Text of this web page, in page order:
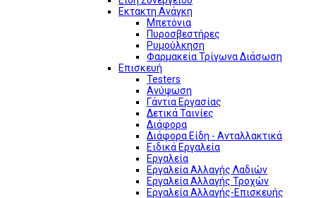
Εκτακτη Ανάγκη
Μπετόνια
Πυροσβεστήρες
Ρυμούλκηση
Φαρμακεία Τρίγωνα Διάσωση
Επισκευή
Testers
Ανύψωση
Γάντια Εργασίας
Δετικά Ταινίες
Διάφορα
Διάφορα Είδη - Ανταλλακτικά
Ειδικά Εργαλεία
Εργαλεία
Εργαλεία Αλλαγής Λαδιών
Εργαλεία Αλλαγής Τροχών
Εργαλεία Αλλαγής-Επισκευής